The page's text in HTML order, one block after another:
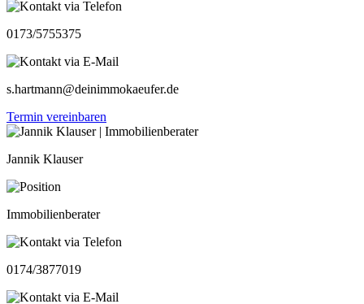
0173/5755375
s.hartmann@deinimmokaeufer.de
Termin vereinbaren
Jannik Klauser
Immobilienberater
0174/3877019